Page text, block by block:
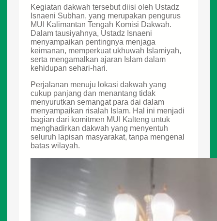
Kegiatan dakwah tersebut diisi oleh Ustadz
Isnaeni Subhan, yang merupakan pengurus
MUI Kalimantan Tengah Komisi Dakwah.
Dalam tausiyahnya, Ustadz Isnaeni
menyampaikan pentingnya menjaga
keimanan, memperkuat ukhuwah Islamiyah,
serta mengamalkan ajaran Islam dalam
kehidupan sehari-hari.
Perjalanan menuju lokasi dakwah yang
cukup panjang dan menantang tidak
menyurutkan semangat para dai dalam
menyampaikan risalah Islam. Hal ini menjadi
bagian dari komitmen MUI Kalteng untuk
menghadirkan dakwah yang menyentuh
seluruh lapisan masyarakat, tanpa mengenal
batas wilayah.